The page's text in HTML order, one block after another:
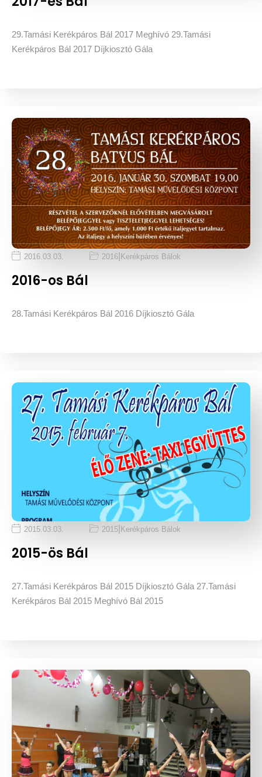
29.Tamási Kerékpáros Bál 2017 Meghívó 29.Tamási
Kerékpáros Bál 2017 Díjkiosztó Gála
2016.03.03. 2016 Kerékpáros Bálok
2016-os Bál
28.Tamási Kerékpáros Bál 2016 Díjkiosztó Gála
2015.03.03. 2015 Kerékpáros Bálok
2015-ös Bál
27.Tamási Kerékpáros Bál 2015 Díjkiosztó Gála 27.Tamási
Kerékpáros Bál 2015 Meghívó Bál 2015